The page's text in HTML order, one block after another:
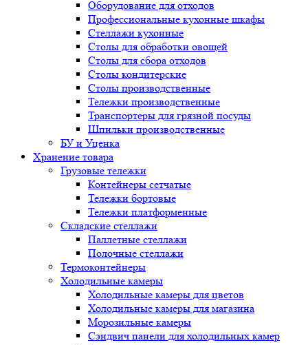
Оборудование для отходов
Профессиональные кухонные шкафы
Стеллажи кухонные
Столы для обработки овощей
Столы для сбора отходов
Столы кондитерские
Столы производственные
Тележки производственные
Транспортеры для грязной посуды
Шпильки производственные
БУ и Уценка
Хранение товара
Грузовые тележки
Контейнеры сетчатые
Тележки бортовые
Тележки платформенные
Складские стеллажи
Паллетные стеллажи
Полочные стеллажи
Термоконтейнеры
Холодильные камеры
Холодильные камеры для цветов
Холодильные камеры для магазина
Морозильные камеры
Сэндвич панели для холодильных камер